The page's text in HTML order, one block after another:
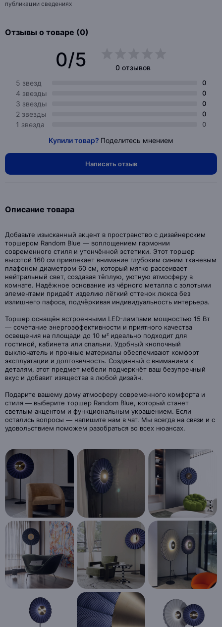
публикации сведениях
Отзывы о товаре (0)
0/5
0 отзывов
5 звезд
0
4 звезды 0
3 звезды 0
2 звезды 0
1 звезда 0
Купили товар? Поделитесь мнением
Написать отзыв
Описание товара
Добавьте изысканный акцент в пространство с дизайнерским
торшером Random Blue — воплощением гармонии
современного стиля и утончённой эстетики. Этот торшер
высотой 160 см привлекает внимание глубоким синим тканевым
плафоном диаметром 60 см, который мягко рассеивает
нейтральный свет, создавая тёплую, уютную атмосферу в
комнате. Надёжное основание из чёрного металла с золотыми
элементами придаёт изделию лёгкий оттенок люкса без
излишнего пафоса, подчёркивая индивидуальность интерьера.
Торшер оснащён встроенными LED-лампами мощностью 15 Вт
— сочетание энергоэффективности и приятного качества
освещения на площади до 10 м² идеально подходит для
гостиной, кабинета или спальни. Удобный кнопочный
выключатель и прочные материалы обеспечивают комфорт
эксплуатации и долговечность. Созданный с вниманием к
деталям, этот предмет мебели подчеркнёт ваш безупречный
вкус и добавит изящества в любой дизайн.
Подарите вашему дому атмосферу современного комфорта и
стиля — выберите торшер Random Blue, который станет
светлым акцентом и функциональным украшением. Если
остались вопросы — напишите нам в чат. Мы всегда на связи и с
удовольствием поможем разобраться во всех нюансах.